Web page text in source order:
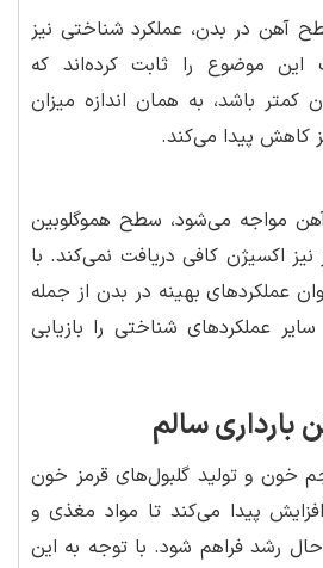
آهن در بدن، عملکرد شناختی نیز
موضوع را ثابت کرده‌اند که
کمتر باشد، به همان اندازه میزان
کاهش پیدا می‌کند.
مواجه می‌شود، سطح هموگلوبین
اکسیژن کافی دریافت نمی‌کند. با
عملکردهای بهینه در بدن از جمله
عملکردهای شناختی را بازیابی
خون و تولید گلبول‌های قرمز خون
پیدا می‌کند تا مواد مغذی و
رشد فراهم شود. با توجه به این